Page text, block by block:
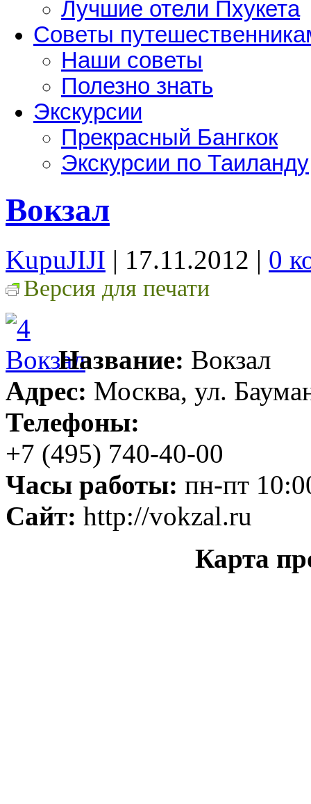
Лучшие отели Пхукета
Советы
Наши советы
Полезно знать
Экскурсии
Прекрасный Бангкок
Экскурсии по Таиланду
Вокзал
KupuJIJI | 17.11.2012 | 0
Версия для печати
Название: Вокзал
Адрес: Москва, ул.
Телефоны:
+7 (495) 740-40-00
Часы работы: пн-пт
Сайт: http://vokzal.ru
Карта